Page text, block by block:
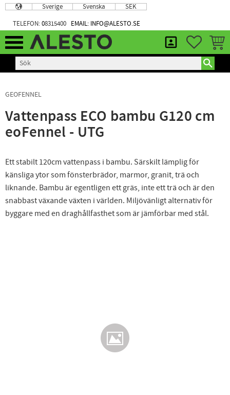
Meny
Sverige Svenska SEK
TELEFON:08315400 EMAIL: INFO@ALESTO.SE
GEOFENNEL
Vattenpass ECO bambu G120 cm
eoFennel - UTG
Ett stabilt 120cm vattenpass i bambu. Särskilt lämplig för
känsliga ytor som fönsterbrädor, marmor, granit, trä och
liknande. Bambu är egentligen ett gräs, inte ett trä och är den
snabbast växande växten i världen. Miljövänligt alternativ för
byggare med en draghållfasthet som är jämförbar med stål.